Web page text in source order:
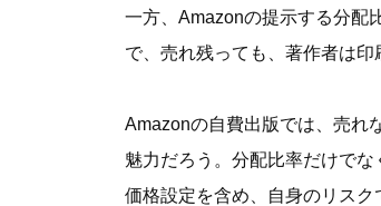
一方、Amazonの提示する分配
で、売れ残っても、著作者は
Amazonの自費出版では、売れ
魅力だろう。分配比率だけで
価格設定を含め、自身のリスク